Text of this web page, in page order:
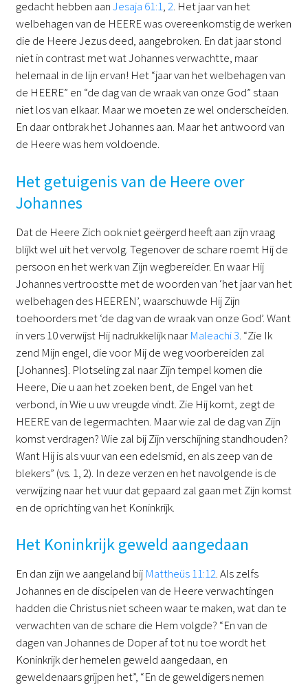
gedacht hebben aanJesaja 61:1,2. Het jaar van het
welbehagen van de HEERE was overeenkomstig de werken
die de Heere Jezus deed, aangebroken. En dat jaar stond
niet in contrast met wat Johannes verwachtte, maar
helemaal in de lijn ervan! Het “jaar van het welbehagen van
de HEERE” en “de dag van de wraak van onze God” staan
niet los van elkaar. Maar we moeten ze wel onderscheiden.
En daar ontbrak het Johannes aan. Maar het antwoord van
de Heere was hem voldoende.
Het getuigenis van de Heere over
Johannes
Dat de Heere Zich ook niet geërgerd heeft aan zijn vraag
blijkt wel uit het vervolg. Tegenover de schare roemt Hij de
persoon en het werk van Zijn wegbereider. En waar Hij
Johannes vertroostte met de woorden van ‘het jaar van het
welbehagen des HEEREN’, waarschuwde Hij Zijn
toehoorders met ‘de dag van de wraak van onze God’. Want
in vers 10 verwijst Hij nadrukkelijk naar Maleachi 3. “Zie Ik
zend Mijn engel, die voor Mij de weg voorbereiden zal
[Johannes]. Plotseling zal naar Zijn tempel komen die
Heere, Die u aan het zoeken bent, de Engel van het
verbond, in Wie u uw vreugde vindt. Zie Hij komt, zegt de
HEERE van de legermachten. Maar wie zal de dag van Zijn
komst verdragen? Wie zal bij Zijn verschijning standhouden?
Want Hij is als vuur van een edelsmid, en als zeep van de
blekers” (vs. 1, 2). In deze verzen en het navolgende is de
verwijzing naar het vuur dat gepaard zal gaan met Zijn komst
en de oprichting van het Koninkrijk.
Het Koninkrijk geweld aangedaan
En dan zijn we aangeland bij Mattheüs 11:12. Als zelfs
Johannes en de discipelen van de Heere verwachtingen
hadden die Christus niet scheen waar te maken, wat dan te
verwachten van de schare die Hem volgde? “En van de
dagen van Johannes de Doper af tot nu toe wordt het
Koninkrijk der hemelen geweld aangedaan, en
geweldenaars grijpen het”, “En de geweldigers nemen